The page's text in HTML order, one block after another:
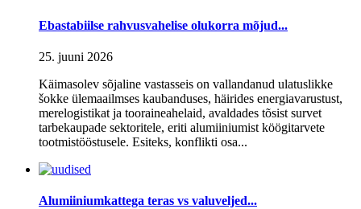
Ebastabiilse rahvusvahelise olukorra mõjud...
25. juuni 2026
Käimasolev sõjaline vastasseis on vallandanud ulatuslikke
šokke ülemaailmses kaubanduses, häirides energiavarustust,
merelogistikat ja tooraineahelaid, avaldades tõsist survet
tarbekaupade sektoritele, eriti alumiiniumist köögitarvete
tootmistööstusele. Esiteks, konflikti osa...
Alumiiniumkattega teras vs valuveljed...